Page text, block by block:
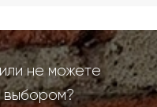
не можете
выбором?